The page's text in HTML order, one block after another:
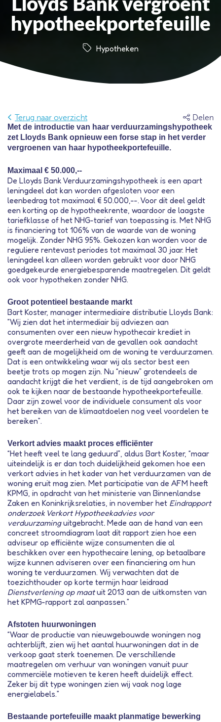
Lloyds Bank vergroent
hypotheekportefeuille
Hypotheken
Terug naar overzicht Delen
Met de introductie van haar verduurzamingshypotheek
zet Lloyds Bank opnieuw een forse stap in het verder
vergroenen van haar hypotheekportefeuille.
Maximaal € 50.000,--
De Lloyds Bank Verduurzamingshypotheek is een apart
leningdeel dat kan worden afgesloten voor een
leenbedrag tot maximaal € 50.000,--. Voor dit deel geldt
een korting op de hypotheekrente, waardoor de laagste
tariefklasse of het NHG-tarief van toepassing is. Met NHG
is financiering tot 106% van de waarde van de woning
mogelijk. Zonder NHG 95%. Gekozen kan worden voor de
reguliere rentevast periodes tot maximaal 30 jaar. Het
leningdeel kan alleen worden gebruikt voor door NHG
goedgekeurde energiebesparende maatregelen. Dit geldt
ook voor hypotheken zonder NHG.
Groot potentieel bestaande markt
Bart Koster, manager intermediaire distributie Lloyds Bank:
”Wij zien dat het intermediair bij adviezen aan
consumenten over een nieuw hypothecair krediet in
overgrote meerderheid van de gevallen ook aandacht
geeft aan de mogelijkheid om de woning te verduurzamen.
Dat is een ontwikkeling waar wij als sector best een
beetje trots op mogen zijn. Nu “nieuw” grotendeels de
aandacht krijgt die het verdient, is de tijd aangebroken om
ook te kijken naar de bestaande hypotheekportefeuille.
Daar zijn zowel voor de individuele consument als voor
het bereiken van de klimaatdoelen nog veel voordelen te
bereiken”.
Verkort advies maakt proces efficiënter
“Het heeft veel te lang geduurd”, aldus Bart Koster, “maar
uiteindelijk is er dan toch duidelijkheid gekomen hoe een
verkort advies in het kader van het verduurzamen van de
woning eruit mag zien. Met participatie van de AFM heeft
KPMG, in opdracht van het ministerie van Binnenlandse
Zaken en Koninkrijksrelaties, in november het Eindrapport
onderzoek Verkort Hypotheekadvies voor
verduurzaminguitgebracht. Mede aan de hand van een
concreet stroomdiagram laat dit rapport zien hoe een
adviseur op efficiënte wijze consumenten die al
beschikken over een hypothecaire lening, op betaalbare
wijze kunnen adviseren over een financiering om hun
woning te verduurzamen. Wij verwachten dat de
toezichthouder op korte termijn haar leidraad
Dienstverlening op maatuit 2013 aan de uitkomsten van
het KPMG-rapport zal aanpassen.”
Afstoten huurwoningen
“Waar de productie van nieuwgebouwde woningen nog
achterblijft, zien wij het aantal huurwoningen dat in de
verkoop gaat sterk toenemen. De verschillende
maatregelen om verhuur van woningen vanuit puur
commerciële motieven te keren heeft duidelijk effect.
Zeker bij dit type woningen zien wij vaak nog lage
energielabels.”
Bestaande portefeuille maakt planmatige bewerking